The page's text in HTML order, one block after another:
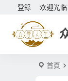
欢迎光临
登錄
首頁